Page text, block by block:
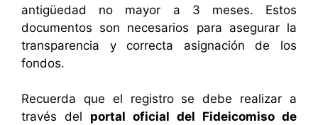
antigüedad no mayor a 3 meses. Estos
documentos son necesarios para asegurar la
transparencia y correcta asignación de los
fondos.
Recuerda que el registro se debe realizar a
través del portal oficial del Fideicomiso de